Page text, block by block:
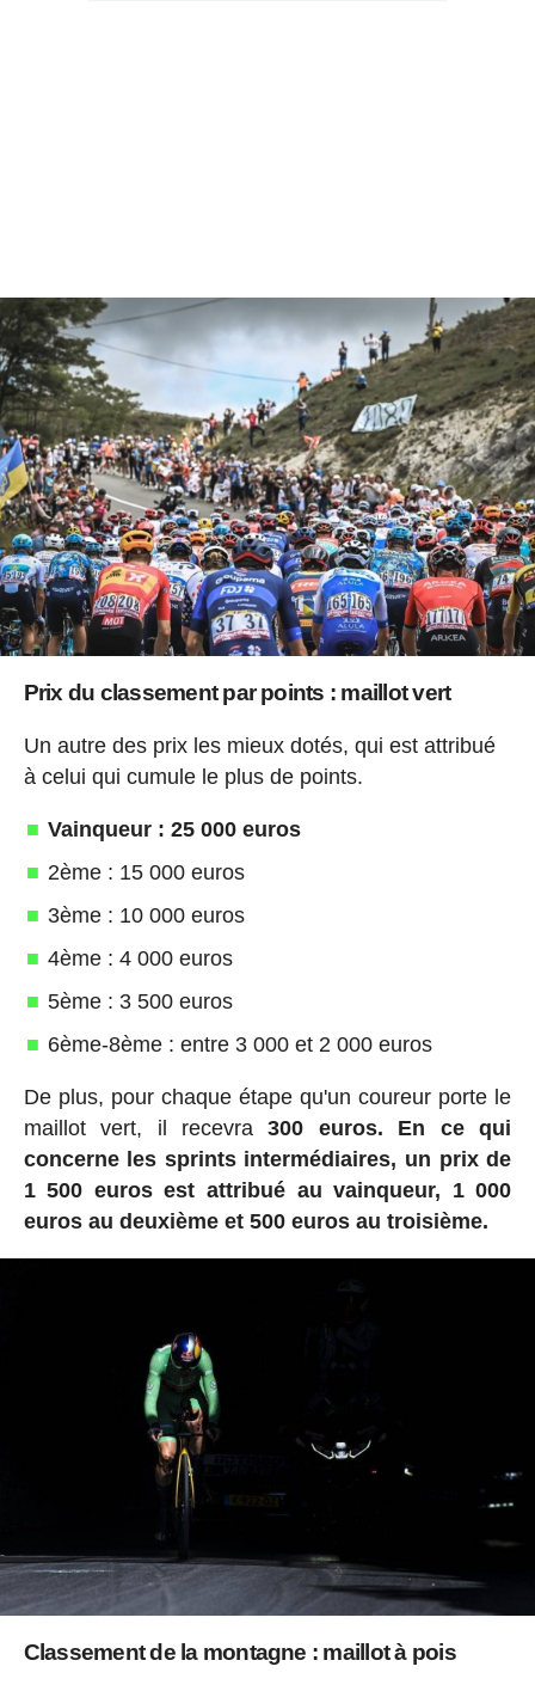
Prix du classement par points : maillot vert
Un autre des prix les mieux dotés, qui est attribué
à celui qui cumule le plus de points.
Vainqueur : 25 000 euros
2ème : 15 000 euros
3ème : 10 000 euros
4ème : 4 000 euros
5ème : 3 500 euros
6ème-8ème : entre 3 000 et 2 000 euros
De plus, pour chaque étape qu'un coureur porte le
maillot vert, il recevra300 euros.
En ce qui
concerne les sprints intermédiaires, un prix de
1 500 euros est attribué au vainqueur, 1 000
euros au deuxième et 500 euros au troisième.
Classement de la montagne : maillot à pois